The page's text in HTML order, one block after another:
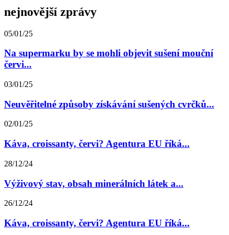
nejnovější zprávy
05/01/25
Na supermarku by se mohli objevit sušení mouční
červi...
03/01/25
Neuvěřitelné způsoby získávání sušených cvrčků...
02/01/25
Káva, croissanty, červi? Agentura EU říká...
28/12/24
Výživový stav, obsah minerálních látek a...
26/12/24
Káva, croissanty, červi? Agentura EU říká...